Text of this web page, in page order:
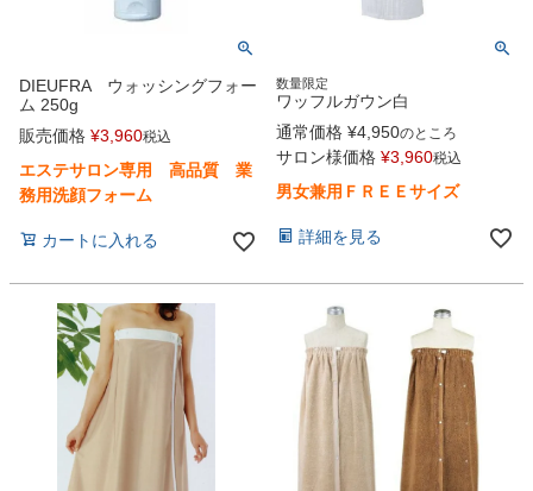
DIEUFRA ウォッシングフォー
ム 250g
販売価格 ¥3,960税込
エステサロン専用 高品質 業
務用洗顔フォーム
カートに入れる
数量限定
ワッフルガウン白
通常価格 ¥4,950のところ
サロン様価格 ¥3,960税込
男女兼用ＦＲＥＥサイズ
詳細を見る